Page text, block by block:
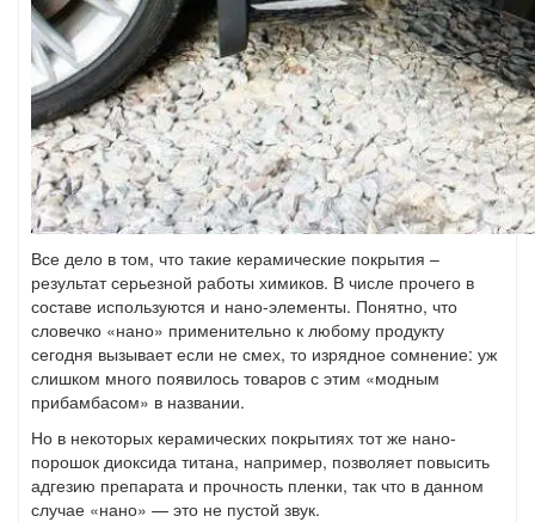
Все дело в том, что такие керамические покрытия –
результат серьезной работы химиков. В числе прочего в
составе используются и нано-элементы. Понятно, что
словечко «нано» применительно к любому продукту
сегодня вызывает если не смех, то изрядное сомнение: уж
слишком много появилось товаров с этим «модным
прибамбасом» в названии.
Но в некоторых керамических покрытиях тот же нано-
порошок диоксида титана, например, позволяет повысить
адгезию препарата и прочность пленки, так что в данном
случае «нано» — это не пустой звук.